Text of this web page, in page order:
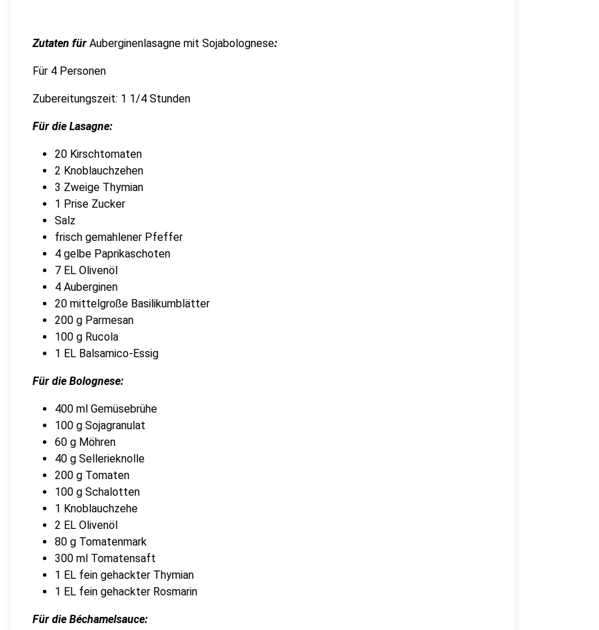
Zutaten für Auberginenlasagne mit Sojabolognese:
Für 4 Personen
Zubereitungszeit: 1 1/4 Stunden
Für die Lasagne:
20 Kirschtomaten
2 Knoblauchzehen
3 Zweige Thymian
1 Prise Zucker
Salz
frisch gemahlener Pfeffer
4 gelbe Paprikaschoten
7 EL Olivenöl
4 Auberginen
20 mittelgroße Basilikumblätter
200 g Parmesan
100 g Rucola
1 EL Balsamico-Essig
Für die Bolognese:
400 ml Gemüsebrühe
100 g Sojagranulat
60 g Möhren
40 g Sellerieknolle
200 g Tomaten
100 g Schalotten
1 Knoblauchzehe
2 EL Olivenöl
80 g Tomatenmark
300 ml Tomatensaft
1 EL fein gehackter Thymian
1 EL fein gehackter Rosmarin
Für die Béchamelsauce: